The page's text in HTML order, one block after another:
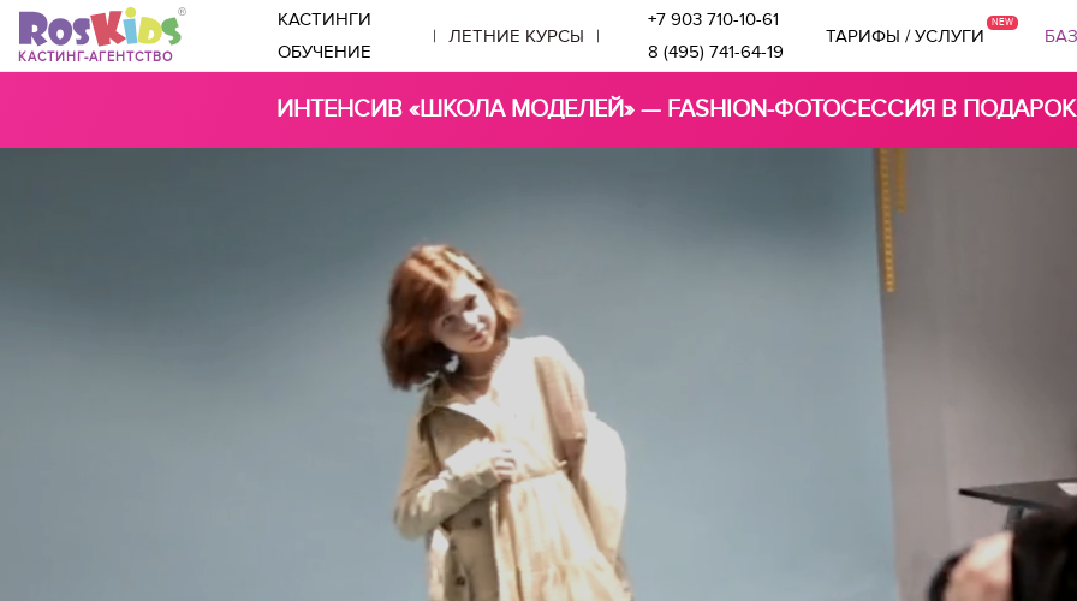
КАСТИНГ-АГЕНТСТВО
КАСТИНГИ
ОБУЧЕНИЕ
| ЛЕТНИЕ КУРСЫ |
+7 903 710-10-61
8 (495) 741-64-19
ТАРИФЫ / УСЛУГИ
ИНТЕНСИВ «ШКОЛА МОДЕЛЕЙ» — FASHION-ФОТОСЕССИЯ В